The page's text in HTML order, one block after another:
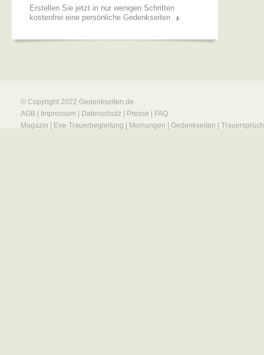
Erstellen Sie jetzt in nur wenigen Schritten
kostenfrei eine persönliche Gedenkseiten
© Copyright 2022 Gedenkseiten.de
AGB
Impressum Datenschutz Presse
FAQ
Magazin
Eve-Trauerbegleitung Meinungen Gedenkseiten